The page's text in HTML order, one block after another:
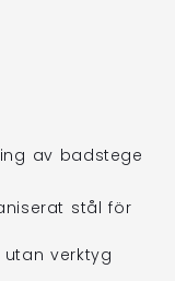
av badstege
stål för
verktyg